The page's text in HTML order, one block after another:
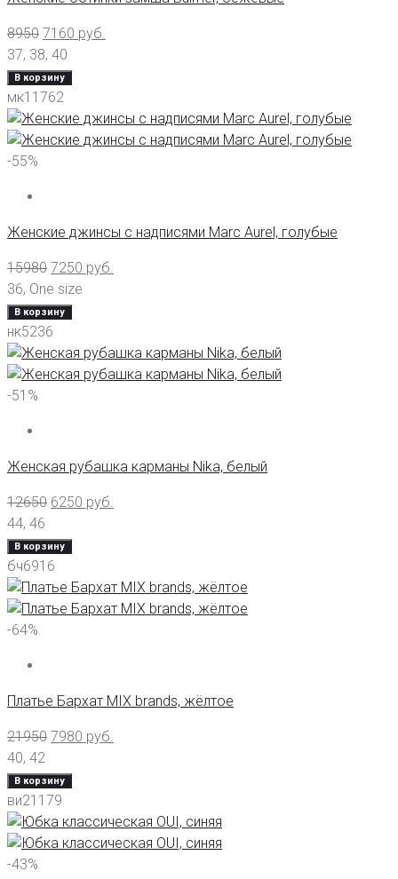
8950 7160 руб.
37, 38, 40
В корзину
мк11762
-55%
Женские джинсы с надписями Marc Aurel, голубые
15980 7250 руб.
36, One size
В корзину
нк5236
-51%
Женская рубашка карманы Nika, белый
12650 6250 руб.
44, 46
В корзину
бч6916
-64%
Платье Бархат MIX brands, жёлтое
21950 7980 руб.
40, 42
В корзину
ви21179
-43%